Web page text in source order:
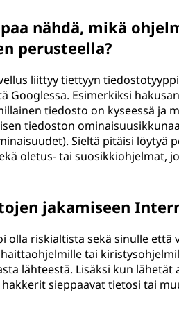
nähdä, mikä
perusteella?
liittyy tiettyyn
Esimerkiksi
tiedosto on kyseessä ja
tiedoston
Sieltä pitäisi löytyä
oletus- tai suosikkiohjelmat,
jakamiseen
olla riskialtista sekä sinulle että
tai
lähteestä. Lisäksi kun
sieppaavat tietosi tai